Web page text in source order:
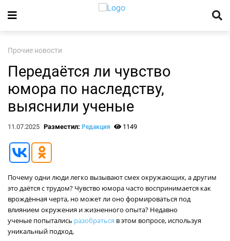
Прочие новости
Передаётся ли чувство
юмора по наследству,
выяснили ученые
11.07.2025 Разместил: Редакция 1149
Почему одни люди легко вызывают смех окружающих, а другим
это даётся с трудом? Чувство юмора часто воспринимается как
врождённая черта, но может ли оно формироваться под
влиянием окружения и жизненного опыта? Недавно
ученые попытались разобраться в этом вопросе, используя
уникальный подход.